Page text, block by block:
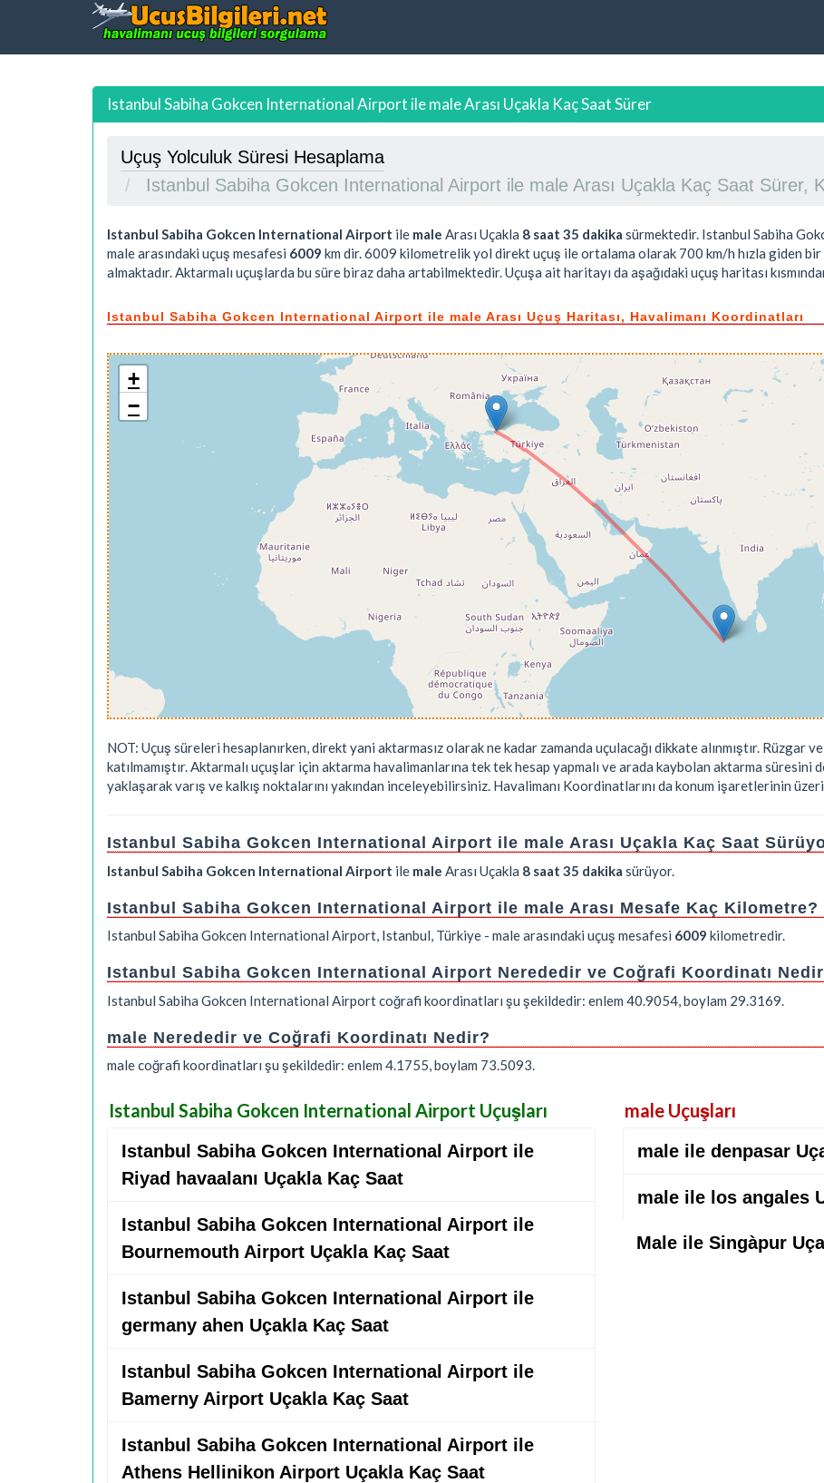
Istanbul Sabiha Gokcen International Airport ile male Arası Uçakla Kaç Saat Sürer
Uçuş Yolculuk Süresi Hesaplama
Istanbul Sabiha Gokcen International Airport ile male Arası Uçakla Kaç Saat Sürer,
Istanbul Sabiha Gokcen International Airport ile male Arası Uçakla 8 saat 35 dakika sürmektedir. Istanbul Sabiha
male arasındaki uçuş mesafesi 6009 km dir. 6009 kilometrelik yol direkt uçuş ile ortalama olarak 700 km/h hızla giden bir
almaktadır. Aktarmalı uçuşlarda bu süre biraz daha artabilmektedir. Uçuşa ait haritayı da aşağıdaki uçuş haritası
Istanbul Sabiha Gokcen International Airport ile male Arası Uçuş Haritası, Havalimanı Koordinatları
+
−
NOT: Uçuş süreleri hesaplanırken, direkt yani aktarmasız olarak ne kadar zamanda uçulacağı dikkate alınmıştır. Rüzgar
katılmamıştır. Aktarmalı uçuşlar için aktarma havalimanlarına tek tek hesap yapmalı ve arada kaybolan aktarma süresini
yaklaşarak varış ve kalkış noktalarını yakından inceleyebilirsiniz. Havalimanı Koordinatlarını da konum işaretlerinin
Istanbul Sabiha Gokcen International Airport ile male Arası Uçakla Kaç Saat
Istanbul Sabiha Gokcen International Airport ile male Arası Uçakla 8 saat 35 dakika sürüyor.
Istanbul Sabiha Gokcen International Airport ile male Arası Mesafe Kaç Kilometre?
Istanbul Sabiha Gokcen International Airport, Istanbul, Türkiye - male arasındaki uçuş mesafesi 6009 kilometredir.
Istanbul Sabiha Gokcen International Airport Nerededir ve Coğrafi Koordinatı
Istanbul Sabiha Gokcen International Airport coğrafi koordinatları şu şekildedir: enlem 40.9054, boylam 29.3169.
male Nerededir ve Coğrafi Koordinatı Nedir?
male coğrafi koordinatları şu şekildedir: enlem 4.1755, boylam 73.5093.
Istanbul Sabiha Gokcen International Airport Uçuşları
Istanbul Sabiha Gokcen International Airport ile
Riyad havaalanı Uçakla Kaç Saat
Istanbul Sabiha Gokcen International Airport ile
Bournemouth Airport Uçakla Kaç Saat
Istanbul Sabiha Gokcen International Airport ile
germany ahen Uçakla Kaç Saat
Istanbul Sabiha Gokcen International Airport ile
Bamerny Airport Uçakla Kaç Saat
Istanbul Sabiha Gokcen International Airport ile
Athens Hellinikon Airport Uçakla Kaç Saat
male Uçuşları
male ile denpasar
male ile los angales
Male ile Singàpur